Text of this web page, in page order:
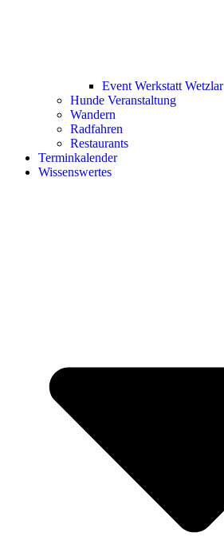
Event Werkstatt Wetzlar
Hunde Veranstaltung
Wandern
Radfahren
Restaurants
Terminkalender
Wissenswertes